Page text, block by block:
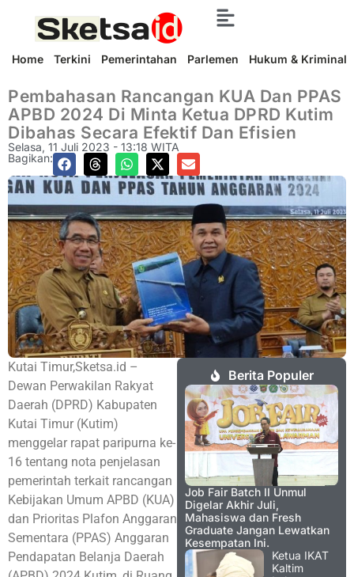
Home Terkini Pemerintahan Parlemen Hukum & Kriminal
Pembahasan Rancangan KUA Dan PPAS
APBD 2024 Di Minta Ketua DPRD Kutim
Dibahas Secara Efektif Dan Efisien
Selasa, 11 Juli 2023 - 13:18 WITA
Bagikan:
Kutai Timur,Sketsa.id –
Dewan Perwakilan Rakyat
Daerah (DPRD) Kabupaten
Kutai Timur (Kutim)
menggelar rapat paripurna ke-
16 tentang nota penjelasan
pemerintah terkait rancangan
Kebijakan Umum APBD (KUA)
dan Prioritas Plafon Anggaran
Sementara (PPAS) Anggaran
Pendapatan Belanja Daerah
Berita Populer
Job Fair Batch II Unmul
Digelar Akhir Juli,
Mahasiswa dan Fresh
Graduate Jangan Lewatkan
Kesempatan Ini.
Ketua IKAT
Kaltim